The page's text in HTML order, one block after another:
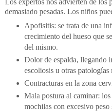
demasiado pesadas. Los niños
Apofisitis: se trata de una
crecimiento del hueso que
del mismo.
Dolor de espalda, llegando
escoliosis u otras patologías
Contracturas en la zona
Mala postura al caminar:
mochilas con excesivo peso